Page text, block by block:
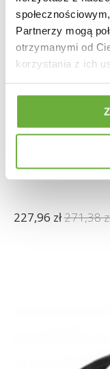
Partnerzy mogą
otrzymanymi od
korzystania z ich
227,96 zł271,38